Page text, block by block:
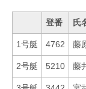
登番 氏
1号艇 4762 藤
2号艇 5210 藤